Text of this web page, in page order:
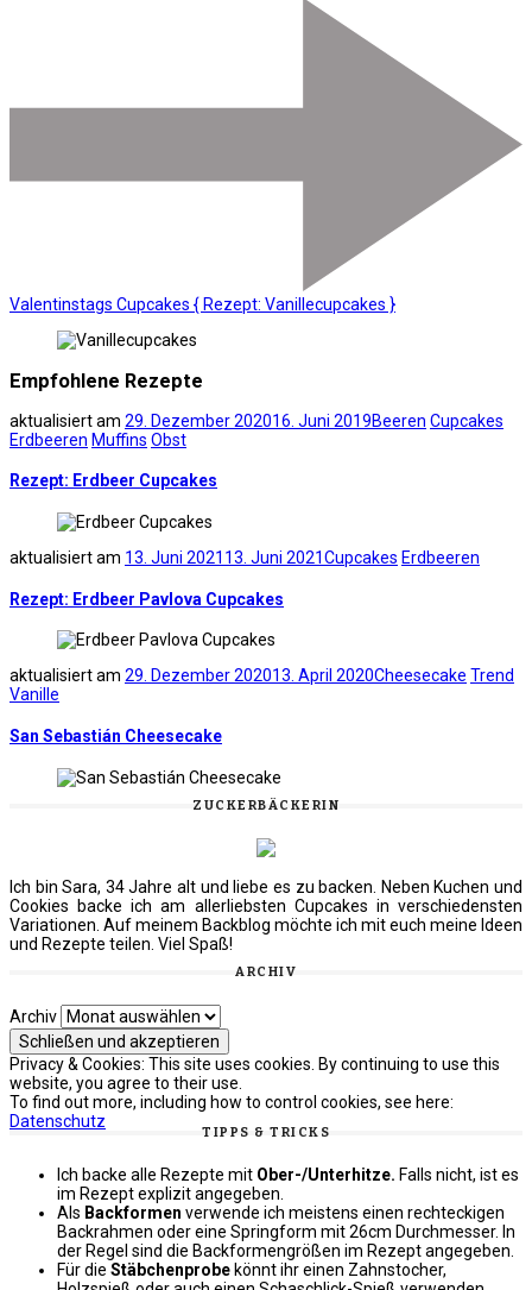
Valentinstags Cupcakes { Rezept: Vanillecupcakes }
Empfohlene Rezepte
aktualisiert am 29. Dezember 202016. Juni 2019Beeren Cupcakes
Erdbeeren Muffins Obst
Rezept: Erdbeer Cupcakes
aktualisiert am 13. Juni 2021 13. Juni 2021Cupcakes Erdbeeren
Rezept: Erdbeer Pavlova Cupcakes
aktualisiert am 29. Dezember 202013. April 2020Cheesecake Trend
Vanille
San Sebastián Cheesecake
ZUCKERBÄCKERIN
Ich bin Sara, 34 Jahre alt und liebe es zu backen. Neben Kuchen und
Cookies backe ich am allerliebsten Cupcakes in verschiedensten
Variationen. Auf meinem Backblog möchte ich mit euch meine Ideen
und Rezepte teilen. Viel Spaß!
ARCHIV
Archiv
Privacy & Cookies: This site uses cookies. By continuing to use this
website, you agree to their use.
To find out more, including how to control cookies, see here:
Datenschutz
TIPPS & TRICKS
Ich backe alle Rezepte mit Ober-/Unterhitze. Falls nicht, ist es
im Rezept explizit angegeben.
Als Backformen verwende ich meistens einen rechteckigen
Backrahmen oder eine Springform mit 26cm Durchmesser. In
der Regel sind die Backformengrößen im Rezept angegeben.
Für die Stäbchenprobekönnt ihr einen Zahnstocher,